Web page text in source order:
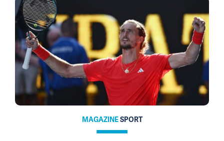
MAGAZINESPORT